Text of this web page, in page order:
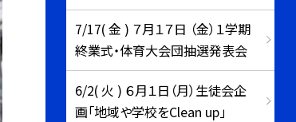
7/17( 金 ) ７月１７日 （金）１学期
終業式・体育大会団抽選発表会
6/2( 火 ) ６月１日（月）生徒会企
画「地域や学校をClean up」